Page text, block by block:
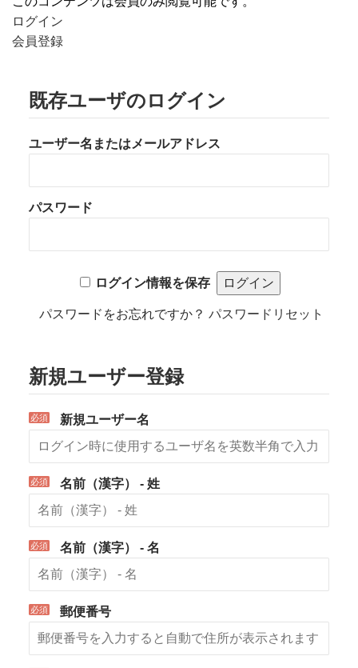
ログイン
会員登録
既存ユーザのログイン
ユーザー名またはメールアドレス
パスワード
ログイン情報を保存
パスワードをお忘れですか？ パスワードリセット
新規ユーザー登録
新規ユーザー名
名前（漢字） - 姓
名前（漢字） - 名
郵便番号